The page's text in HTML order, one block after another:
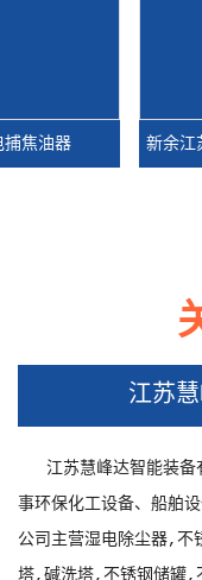
油器 新余江苏
新余江苏
江苏
江苏慧峰达智能装
事环保化工设备、船舶
公司主营湿电除尘器,
塔,碱洗塔,不锈钢储罐,